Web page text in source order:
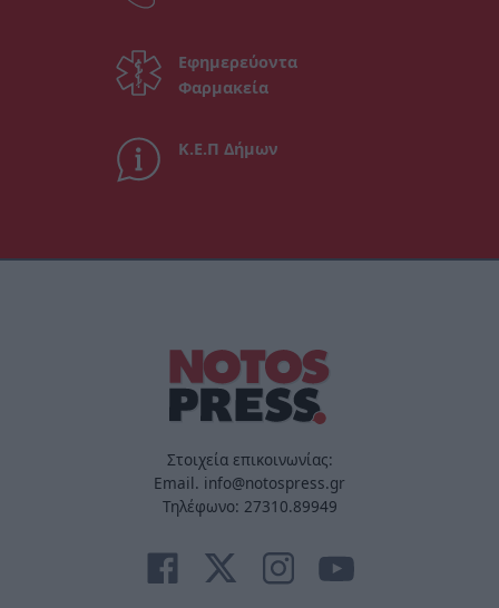
Εφημερεύοντα
Φαρμακεία
Κ.Ε.Π Δήμων
Στοιχεία επικοινωνίας:
Email. info@notospress.gr
Τηλέφωνο: 27310.89949